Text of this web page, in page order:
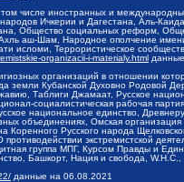
числе иностранных и
Ичкерии и Дагестана, Аль-
Общество социальных реформ,
аш-Шам, Народное ополчение
исломи, Террористическое
organizacii-i-materialy.html
организаций в отношении
земли Кубанской Духовно Родовой
Таблиги Джамаат, Русское
социалистическая рабочая
национальное единство,
объединениях, Омская
Коренного Русского народа
экстремистской
группа МПГ, Курсом Правды и
Башкорт, Нация и свобода,
данные на 06.08.2021